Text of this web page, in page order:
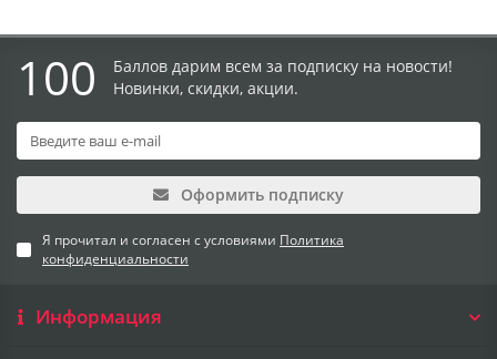
100
Баллов дарим всем за подписку на новости!
Новинки, скидки, акции.
Оформить подписку
Я прочитал и согласен с условиями Политика
конфиденциальности
Информация